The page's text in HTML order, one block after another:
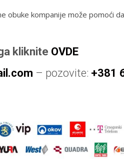
obuke kompanije može pomoći
kliknite OVDE
– pozovite: +381